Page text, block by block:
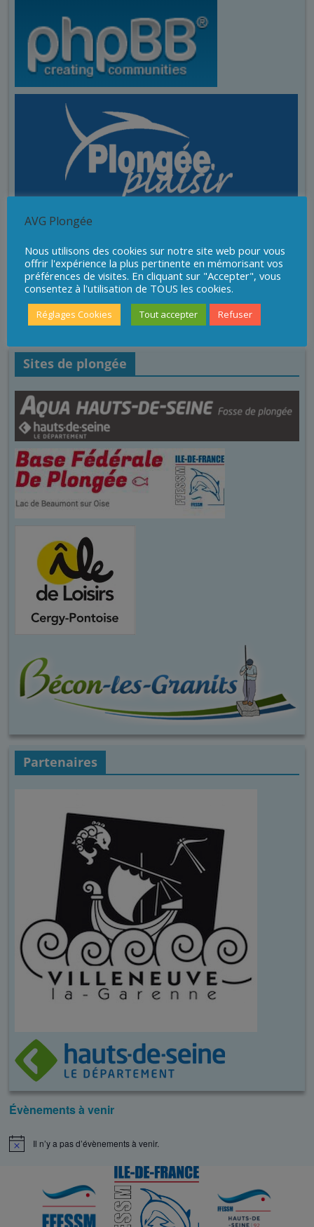
Sites de plongée
Partenaires
Évènements à venir
N
Il n’y a pas d’évènements à venir.
AVG Plongée
Nous utilisons des cookies sur notre site web pour vous
offrir l'expérience la plus pertinente en mémorisant vos
préférences de visites. En cliquant sur "Accepter", vous
consentez à l'utilisation de TOUS les cookies.
Réglages Cookies Tout accepter Refuser